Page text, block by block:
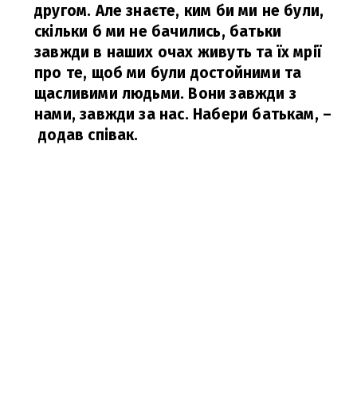
другом. Але знаєте, ким би ми не були,
скільки б ми не бачились, батьки
завжди в наших очах живуть та їх мрії
про те, щоб ми були достойними та
щасливими людьми. Вони завжди з
нами, завжди за нас. Набери батькам, –
додав співак.